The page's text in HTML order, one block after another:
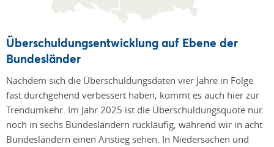
Überschuldungsentwicklung auf Ebene der
Bundesländer
Nachdem sich die Überschuldungsdaten vier Jahre in Folge
fast durchgehend verbessert haben, kommt es auch hier zur
Trendumkehr. Im Jahr 2025 ist die Überschuldungsquote nur
noch in sechs Bundesländern rückläufig, während wir in acht
Bundesländern einen Anstieg sehen. In Niedersachen und